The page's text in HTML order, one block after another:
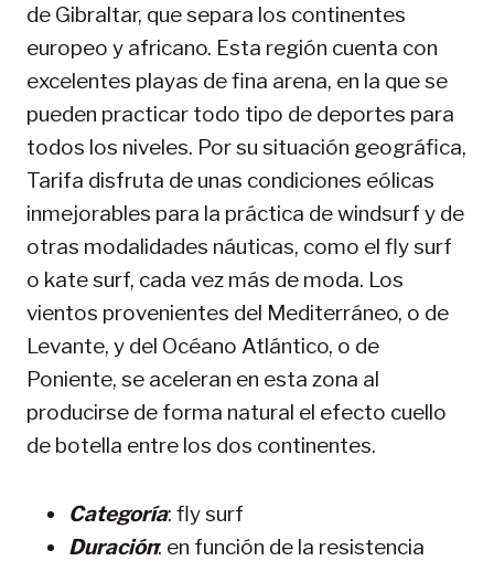
de Gibraltar, que separa los continentes
europeo y africano. Esta región cuenta con
excelentes playas de fina arena, en la que se
pueden practicar todo tipo de deportes para
todos los niveles. Por su situación geográfica,
Tarifa disfruta de unas condiciones eólicas
inmejorables para la práctica de windsurf y de
otras modalidades náuticas, como el fly surf
o kate surf, cada vez más de moda. Los
vientos provenientes del Mediterráneo, o de
Levante, y del Océano Atlántico, o de
Poniente, se aceleran en esta zona al
producirse de forma natural el efecto cuello
de botella entre los dos continentes.
Categoría: fly surf
Duración: en función de la resistencia